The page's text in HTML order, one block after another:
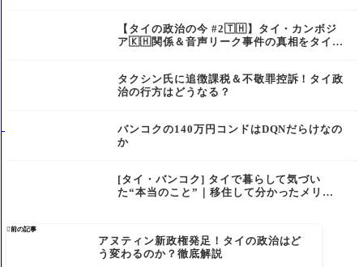
【タイの政治の今 #2🇹🇭】タイ・カンボジ
ア🇰🇭関係＆音声リーク事件の真相をタイ人
タクシン氏に追徴課税＆不敬罪控訴！タイ政
治の行方はどうなる？
バンコクの140万円コンドはDQNだらけなの
か
[タイ・バンコク] タイで暮らして気づい
た“本当のこと”｜移住して分かったメリッ
前の記事
アヌティン新政権発足！タイの政治はど
う変わるのか？徹底解説